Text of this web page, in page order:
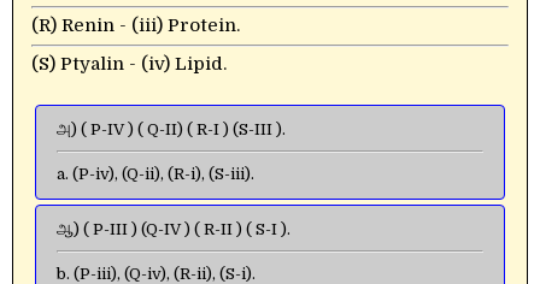
(R) Renin - (iii) Protein.
(S) Ptyalin - (iv) Lipid.
அ) ( P-IV ) ( Q-II) ( R-I ) (S-III ).
a. (P-iv), (Q-ii), (R-i), (S-iii).
ஆ) ( P-III ) (Q-IV ) ( R-II ) ( S-I ).
b. (P-iii), (Q-iv), (R-ii), (S-i).